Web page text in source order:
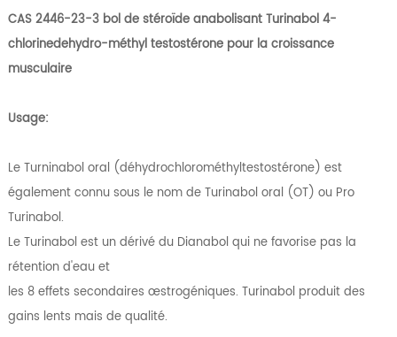
CAS 2446-23-3 bol de stéroïde anabolisant Turinabol 4-
chlorinedehydro-méthyl testostérone pour la croissance
musculaire
Usage:
Le Turninabol oral (déhydrochlorométhyltestostérone) est
également connu sous le nom de Turinabol oral (OT) ou Pro
Turinabol.
Le Turinabol est un dérivé du Dianabol qui ne favorise pas la
rétention d'eau et
les 8 effets secondaires œstrogéniques. Turinabol produit des
gains lents mais de qualité.